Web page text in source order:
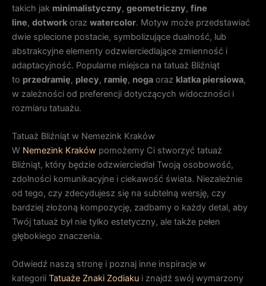
takich jak minimalistyczny, geometriczny, fine
line, dotwork oraz watercolor. Motyw może przedstawiać
dwie splecione postacie, symbolizujące dualność, lub
abstrakcyjne elementy odzwierciedlające zmienność i
adaptacyjność. Popularne miejsca na tatuaż Bliźniąt
to przedramię, plecy, ramię, noga oraz klatka piersiowa,
w zależności od preferencji dotyczących widoczności i
rozmiaru tatuażu.
Tatuaż Bliźniąt w Nemezink Kraków
W Nemezink Kraków pomożemy Ci stworzyć tatuaż
Bliźniąt, który będzie odzwierciedlał Twoją osobowość,
zdolności komunikacyjne i ciekawość świata. Niezależnie
od tego, czy zdecydujesz się na subtelną wersję, czy
bardziej złożoną kompozycję, zadbamy o każdy detal, aby
Twój tatuaż był nie tylko estetyczny, ale także pełen
głębokiego znaczenia.
Odwiedź naszą stronę i poznaj inne inspiracje w
kategorii Tatuaże Znaki Zodiaku i znajdź swój wymarzony